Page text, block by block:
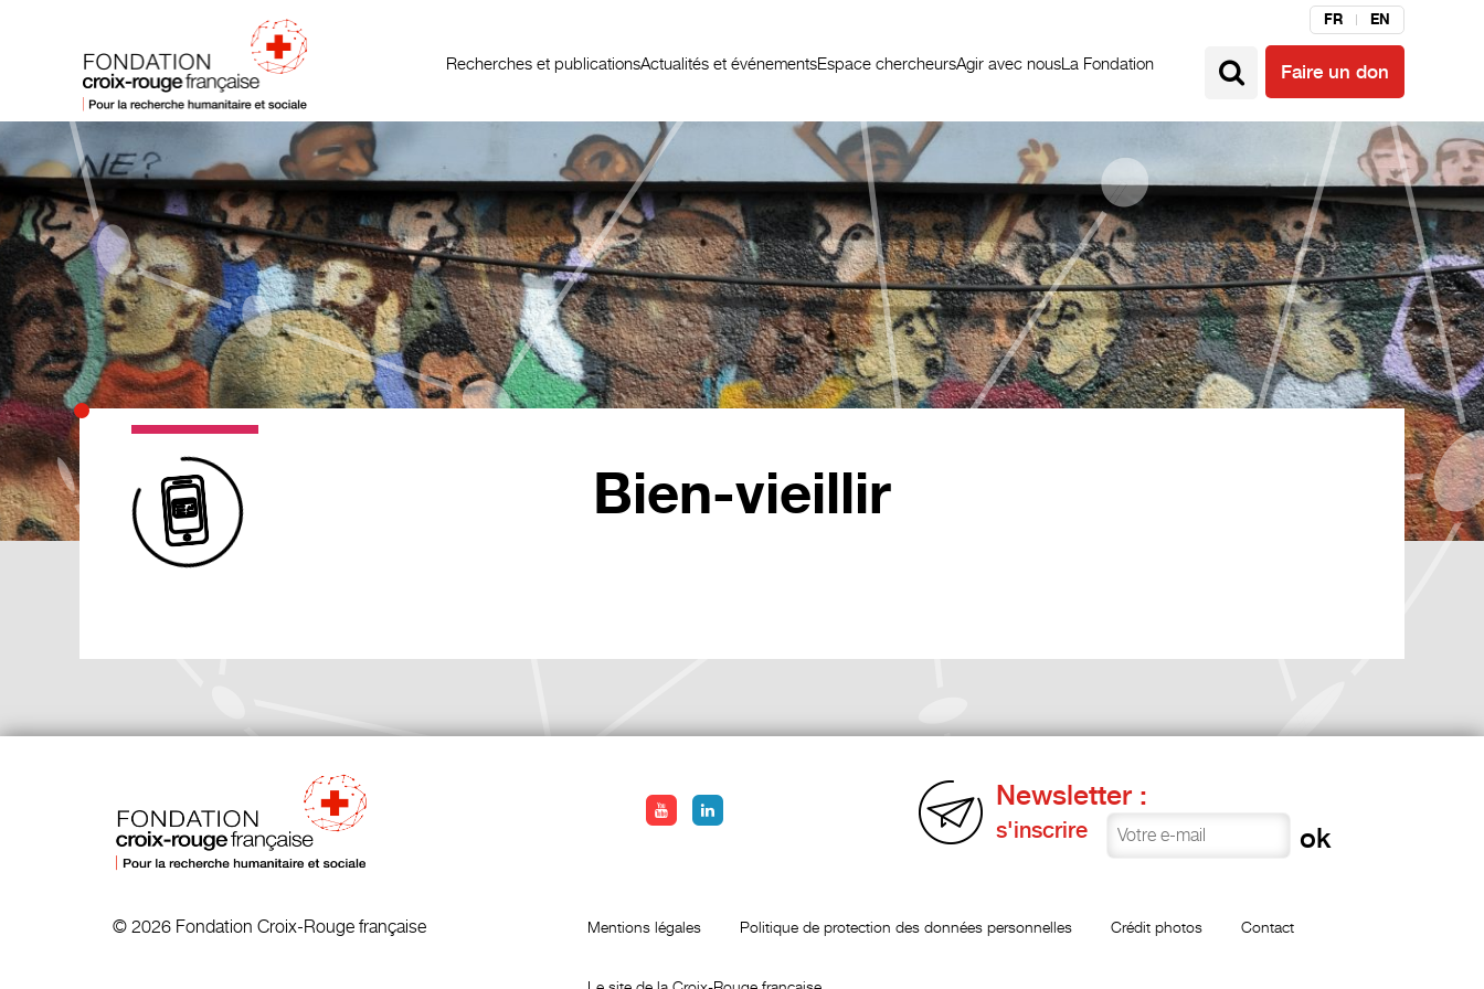
FR EN
Recherches et publicationsActualités et événementsEspace chercheursAgir avec nousLa Fondation Faire un don
Bien-vieillir
Newsletter :
s'inscrire
© 2026 Fondation Croix-Rouge française Mentions légales Politique de protection des données personnelles Crédit photos Contact